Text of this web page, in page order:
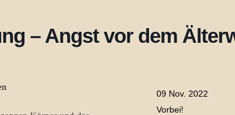
– Angst vor dem
09 Nov. 2022
Vorbei!